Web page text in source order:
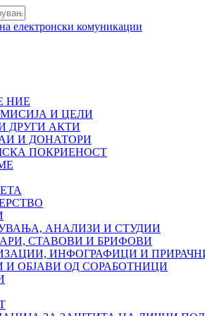
НИЕ
МИСИЈА И ЦЕЛИ
ДРУГИ АКТИ
И ДОНАТОРИ
ПОКРИЕНОСТ
АНАЛИЗИ И СТУДИИ
СТАВОВИ И БРИФОВИ
ИНФОГРАФИЦИ И
И ОБЈАВИ ОД СОРАБОТНИЦИ